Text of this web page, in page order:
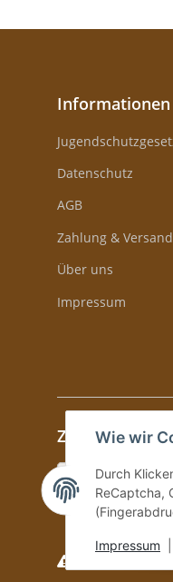
Informationen
Datenschutz
AGB
Zahlung & Versand
Über uns
Impressum
Zahlung &
Wie wir
Durch
ReCaptcha,
Impressum